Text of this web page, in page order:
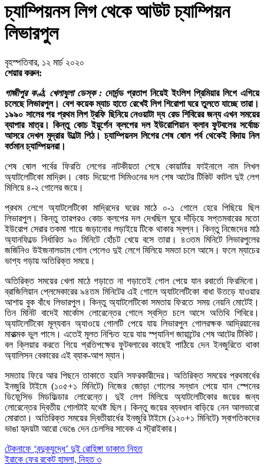
চ্যাম্পিয়নস লিগ থেকে আউট চ্যাম্পিয়ন
লিভারপুল
বৃহস্পতিবার, ১২ মার্চ ২০২০
শেয়ার করুন:
গাজীপুর কণ্ঠ, খেলাধুলা ডেস্ক :দোর্দন্ড প্রতাপ নিয়েই ইংলিশ প্রিমিয়ার লিগে এগিয়ে
চলেছে লিভারপুল। বেশ কয়েক ম্যাচ হাতে রেখেই লিগ শিরোপা ঘরে তুলতে যাচ্ছে তারা।
১৯৯০ সালের পর প্রথম লিগ ট্রফি ছিনিয়ে নেওয়াটা দ্য রেড শিবিরের জন্য এখন সময়ের
ব্যাপার মাত্র। কিন্তু কোচ ইয়ুর্গেন ক্লপের দল ইউরোপিয়ান ক্লাব ফুটবলের সর্বোচ্চ
আসরে দেখল মুদ্রার উল্টো পিঠ। চ্যাম্পিয়নস লিগের শেষ ষোল পর্ব থেকেই বিদায় নিল
বর্তমান চ্যাম্পিয়নরা।
শেষ ষোল পর্বের ফিরতি লেগের নাটকীয়তা শেষে কোয়ার্টার ফাইনালে নাম লিখল
অ্যাটলেটিকো মাদ্রিদ। কোচ দিয়েগো সিমিওনের দল শেষ আটের টিকিট কাটল দুই লেগ
মিলিয়ে ৪-২ গোলের জয়ে।
প্রথম লেগে অ্যাটলেটিকো মাদ্রিদের ঘরের মাঠে ০-১ গোলে হেরে পিছিয়ে ছিল
লিভারপুল। কিন্তু তারপরও কোচ ক্লপের দল দেখছিল ঘুরে দাঁড়িয়ে সপ্তমবারের মতো
ইউরোপ সেরার তকমা গায়ে জড়ানোর লড়াইয়ে টিকে থাকার স্বপ্ন। কিন্তু নিজেদের মাঠ
অ্যানফিল্ডে নির্ধারিত ৯০ মিনিটে হোঁচট খেয়ে বসে তারা। ৪৩তম মিনিটে লিভারপুলের
জর্জিনিও উইজনালডাম গোল পেলেও দুই লেগে মিলিয়ে সমতা চলে আসে। ফলে ম্যাচের
ভাগ্য গড়ায় অতিরিক্ত সময়ে।
অতিরিক্ত সময়ের খেলা মাঠে গড়াতে না গড়াতেই গোল পেয়ে যান রবার্তো ফিরমিনো।
ব্রাজিলিয়ান প্লেমেকারের ৯৪তম মিনিটের এই গোলে অ্যাটলেটিকো বাধা উতড়ে যাওয়ার
আশায় বুক বাঁধে লিভারপুল। কিন্তু অ্যাটলেটিকো সমতায় ফিরতে সময় নেয়নি মোটেই।
তিন মিনিট বাদেই মার্কোস লোরেন্তের গোলে স্বস্তি চলে আসে অতিথি শিবিরে।
অ্যাটলেটিকো মূল্যবান অ্যাওয়ে গোলটি পেয়ে যায় লিভারপুল গোলরক্ষক আদ্রিয়ানের
মারাত্মক ভুল পাসে। এতেই মূলত নিশ্চিত হয়ে যায় স্প্যানিশ জায়ান্টের শেষ আটের টিকিট।
বল ক্লিয়ার করতে গিয়ে প্রতিপক্ষের ফুটবলারের কাছেই পাঠিয়ে দেন ইনজুরিতে থাকা
অ্যালিসন বেকারের এই ব্যাক-আপ ম্যান।
সমতায় ফিরে আর পিছনে তাকাতে হয়নি সফরকারীদের। অতিরিক্ত সময়ের প্রথমার্ধের
ইনজুরি টাইমে (১০৫+১ মিনিটে) নিজের জোড়া গোলের সন্ধান পেয়ে যান স্পেনের
ডিফেন্সিভ মিডফিল্ডার লোরেন্তে। দুই লেগ মিলিয়ে অ্যাটলেটিকোর জয়ের জন্য
লোরেন্তের দ্বিতীয় গোলটাই যথেষ্ট ছিল। কিন্তু জয়ের ব্যবধান বাড়িয়ে নেন আলভারো
মোরাতা। অতিরিক্ত সময়ের দ্বিতীয়ার্ধের ইনজুরি টাইমে (১২০+১ মিনিটে) স্বাগতিকদের
ভাঙা হৃদয়টা আরো ভেঙে দেন চেলসির সাবেক এ স্ট্রাইকার।
Post
navigation
টেকনাফে ‘বন্দুকযুদ্ধে’ দুই রোহিঙ্গা ডাকাত নিহত
ইরাকে ফের রকেট হামলা, নিহত ৩